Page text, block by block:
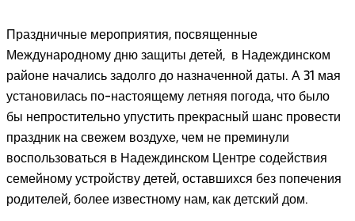
Праздничные мероприятия, посвященные
Международному дню защиты детей, в Надеждинском
районе начались задолго до назначенной даты. А 31 мая
установилась по-настоящему летняя погода, что было
бы непростительно упустить прекрасный шанс провести
праздник на свежем воздухе, чем не преминули
воспользоваться в Надеждинском Центре содействия
семейному устройству детей, оставшихся без попечения
родителей, более известному нам, как детский дом.